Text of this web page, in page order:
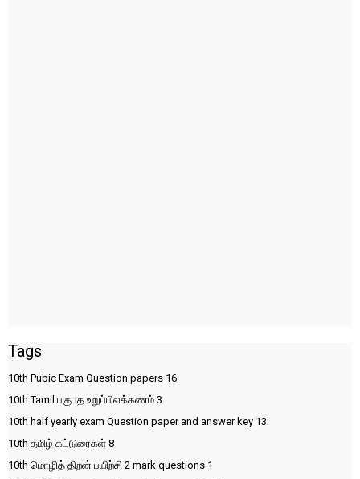
Tags
10th Pubic Exam Question papers 16
10th Tamil பகுபத உறுப்பிலக்கணம் 3
10th half yearly exam Question paper and answer key 13
10th தமிழ் கட்டுரைகள் 8
10th மொழித் திறன் பயிற்சி 2 mark questions 1